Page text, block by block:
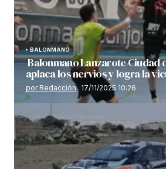
BALONMANO
Balonmano Lanzarote Ciudad
aplaca los nervios y logra la
por Redacción 17/11/2025 10:26